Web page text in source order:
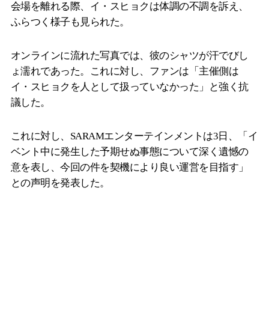
会場を離れる際、イ・スヒョクは体調の不調を訴え、
ふらつく様子も見られた。
オンラインに流れた写真では、彼のシャツが汗でびし
ょ濡れであった。これに対し、ファンは「主催側は
イ・スヒョクを人として扱っていなかった」と強く抗
議した。
これに対し、SARAMエンターテインメントは3日、「イ
ベント中に発生した予期せぬ事態について深く遺憾の
意を表し、今回の件を契機により良い運営を目指す」
との声明を発表した。